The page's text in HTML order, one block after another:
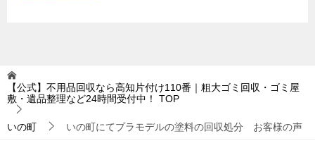
【公式】不用品回収なら高知片付け110番｜粗大ゴミ回収・ゴミ屋
敷・遺品整理など24時間受付中！
TOP
いの町 いの町にてプラモデルの塗料の回収処分 お客様の声